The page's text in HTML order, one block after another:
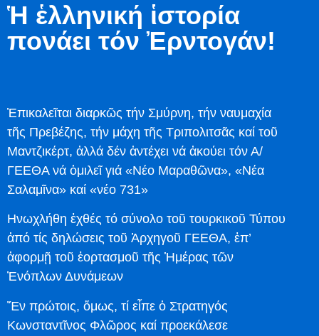
Ἡ ἑλληνική ἱστορία
πονάει τόν Ἐρντογάν!
Ἐπικαλεῖται διαρκῶς τήν Σμύρνη, τήν ναυμαχία
τῆς Πρεβέζης, τήν μάχη τῆς Τριπολιτσᾶς καί τοῦ
Μαντζικέρτ, ἀλλά δέν ἀντέχει νά ἀκούει τόν Α/
ΓΕΕΘΑ νά ὁμιλεῖ γιά «Νέο Μαραθῶνα», «Νέα
Σαλαμῖνα» καί «νέο 731»
Ηνωχλήθη ἐχθές τό σύνολο τοῦ τουρκικοῦ Τύπου
ἀπό τίς δηλώσεις τοῦ Ἀρχηγοῦ ΓΕΕΘΑ, ἐπ’
ἀφορμῇ τοῦ ἑορτασμοῦ τῆς Ἡμέρας τῶν
Ἐνόπλων Δυνάμεων
Ἔν πρώτοις, ὅμως, τί εἶπε ὁ Στρατηγός
Κωνσταντῖνος Φλῶρος καί προεκάλεσε